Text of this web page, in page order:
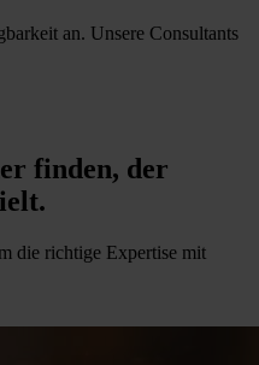
an. Unsere Consultants
finden, der
die richtige Expertise mit